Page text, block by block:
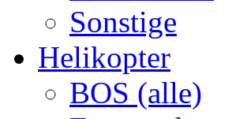
Sonstige
Helikopter
BOS (alle)